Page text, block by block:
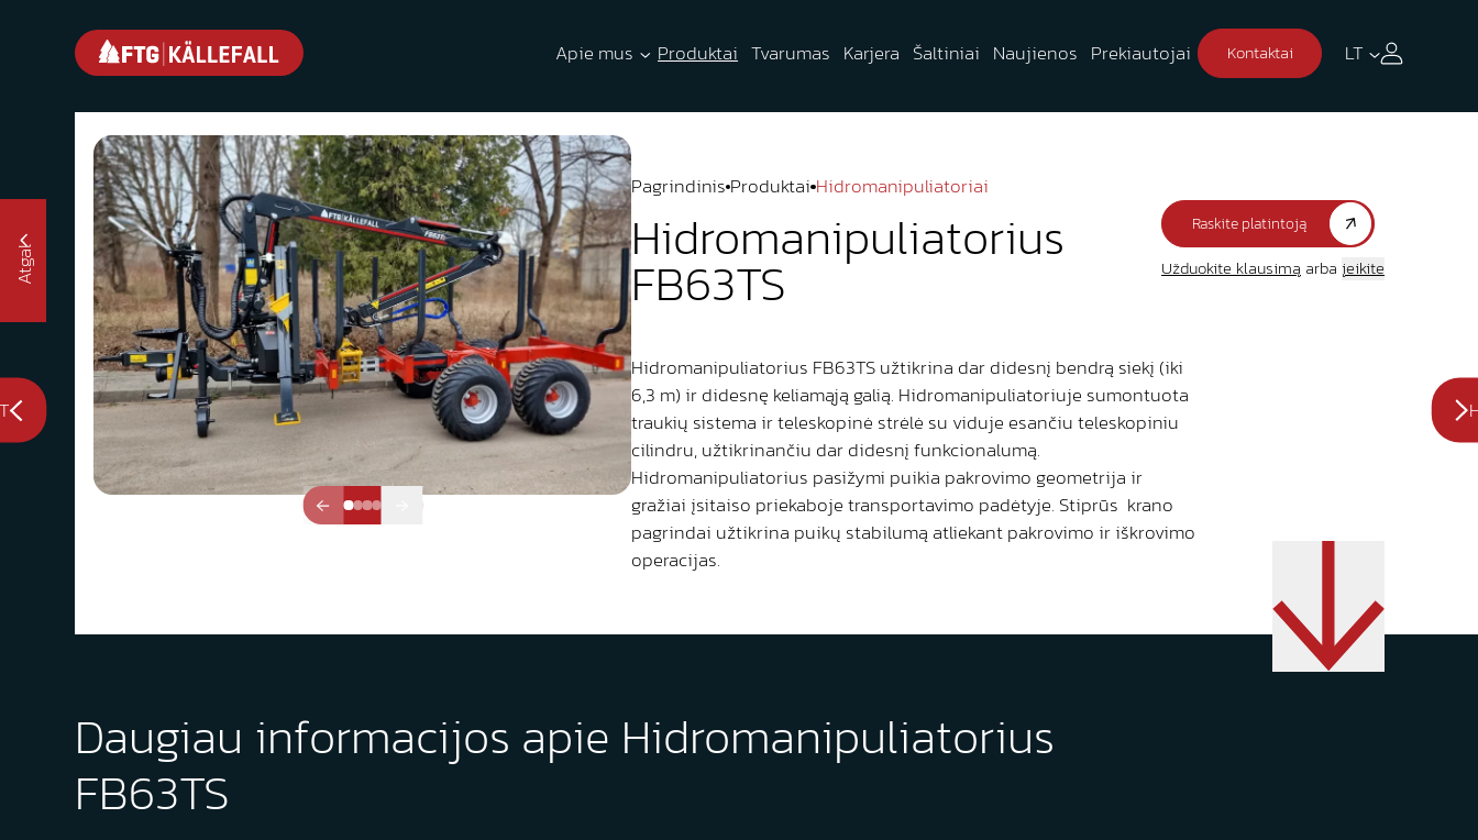
Apie mus Produktai Tvarumas Karjera Šaltiniai Naujienos Prekiautojai Kontaktai LT
PagrindinisProduktaiHidromanipuliatoriai
Hidromanipuliatorius
FB63TS
Raskite platintoją
Užduokite klausimą arba įeikite
Hidromanipuliatorius FB63TS užtikrina dar didesnį bendrą siekį (iki
6,3 m) ir didesnę keliamąją galią. Hidromanipuliatoriuje sumontuota
traukių sistema ir teleskopinė strėlė su viduje esančiu teleskopiniu
cilindru, užtikrinančiu dar didesnį funkcionalumą.
Hidromanipuliatorius pasižymi puikia pakrovimo geometrija ir
gražiai įsitaiso priekaboje transportavimo padėtyje. Stiprūs krano
pagrindai užtikrina puikų stabilumą atliekant pakrovimo ir iškrovimo
operacijas.
Atgal
Daugiau informacijos apie Hidromanipuliatorius
FB63TS